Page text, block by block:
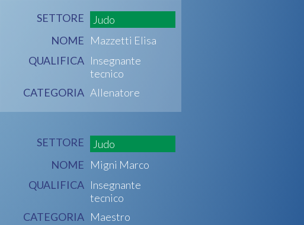
SETTORE
Judo
NOME Mazzetti Elisa
QUALIFICA Insegnante
tecnico
CATEGORIA Allenatore
SETTORE
Judo
NOME Migni Marco
QUALIFICA Insegnante
tecnico
CATEGORIA Maestro